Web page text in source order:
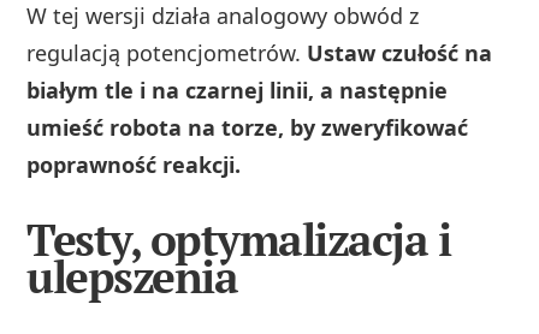
W tej wersji działa analogowy obwód z
regulacją potencjometrów. Ustaw czułość na
białym tle i na czarnej linii, a następnie
umieść robota na torze, by zweryfikować
poprawność reakcji.
Testy, optymalizacja i
ulepszenia